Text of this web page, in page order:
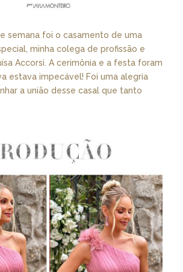
semana foi o casamento de uma
minha colega de profissão e
Accorsi. A cerimônia e a festa foram
estava impecável! Foi uma alegria
a união desse casal que tanto